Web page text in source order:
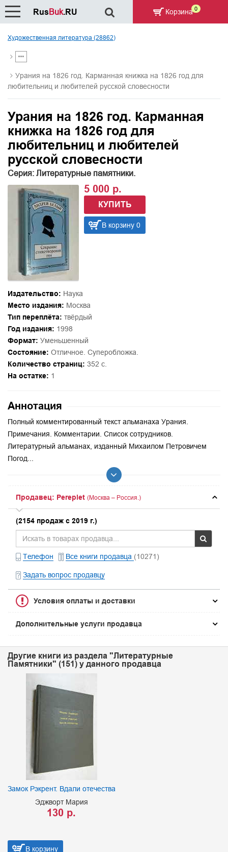
Художественная литература (28862)
Урания на 1826 год. Карманная книжка на 1826 год для
любительниц и любителей русской словесности
Урания на 1826 год. Карманная
книжка на 1826 год для
любительниц и любителей
русской словесности
Серия: Литературные памятники.
5 000 р.
КУПИТЬ
В корзину 0
Издательство: Наука
Место издания: Москва
Тип переплёта: твёрдый
Год издания: 1998
Формат: Уменьшенный
Состояние: Отличное. Суперобложка.
Количество страниц: 352 с.
На остатке: 1
Аннотация
Полный комментированный текст альманаха Урания.
Примечания. Комментарии. Список сотрудников.
Литературный альманах, изданный Михаилом Петровичем
Погод...
Продавец: Pereplet (Москва – Россия.)
(2154 продаж с 2019 г.)
Телефон Все книги продавца (10271)
Задать вопрос продавцу
Условия оплаты и доставки
Дополнительные услуги продавца
Другие книги из раздела "Литературные
Памятники" (151) у данного продавца
Замок Рэкрент. Вдали отечества
Эджворт Мария
130 р.
В корзину
RusBuk.RU Корзина 0